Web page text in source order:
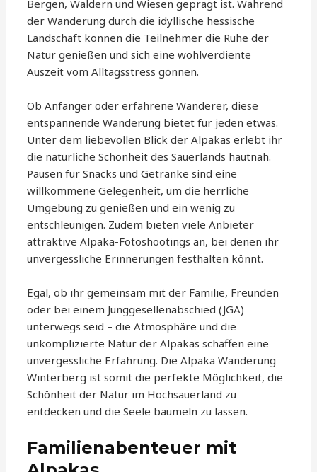
Bergen, Wäldern und Wiesen geprägt ist. Während
der Wanderung durch die idyllische hessische
Landschaft können die Teilnehmer die Ruhe der
Natur genießen und sich eine wohlverdiente
Auszeit vom Alltagsstress gönnen.
Ob Anfänger oder erfahrene Wanderer, diese
entspannende Wanderung bietet für jeden etwas.
Unter dem liebevollen Blick der Alpakas erlebt ihr
die natürliche Schönheit des Sauerlands hautnah.
Pausen für Snacks und Getränke sind eine
willkommene Gelegenheit, um die herrliche
Umgebung zu genießen und ein wenig zu
entschleunigen. Zudem bieten viele Anbieter
attraktive Alpaka-Fotoshootings an, bei denen ihr
unvergessliche Erinnerungen festhalten könnt.
Egal, ob ihr gemeinsam mit der Familie, Freunden
oder bei einem Junggesellenabschied (JGA)
unterwegs seid – die Atmosphäre und die
unkomplizierte Natur der Alpakas schaffen eine
unvergessliche Erfahrung. Die Alpaka Wanderung
Winterberg ist somit die perfekte Möglichkeit, die
Schönheit der Natur im Hochsauerland zu
entdecken und die Seele baumeln zu lassen.
Familienabenteuer mit